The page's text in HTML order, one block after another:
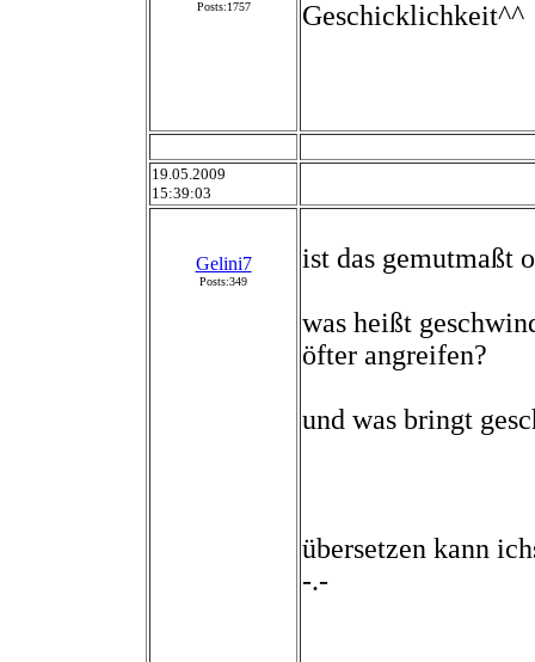
Posts:1757
Geschicklichkeit^^
19.05.2009
15:39:03
Gelini7
Posts:349
ist das gemutmaßt
was heißt
öfter angreifen?
und was bringt
übersetzen kann
-.-